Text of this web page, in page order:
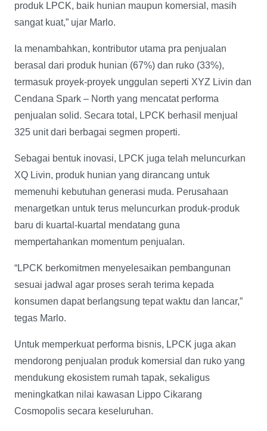
produk LPCK, baik hunian maupun komersial, masih
sangat kuat,” ujar Marlo.
Ia menambahkan, kontributor utama pra penjualan
berasal dari produk hunian (67%) dan ruko (33%),
termasuk proyek-proyek unggulan seperti XYZ Livin dan
Cendana Spark – North yang mencatat performa
penjualan solid. Secara total, LPCK berhasil menjual
325 unit dari berbagai segmen properti.
Sebagai bentuk inovasi, LPCK juga telah meluncurkan
XQ Livin, produk hunian yang dirancang untuk
memenuhi kebutuhan generasi muda. Perusahaan
menargetkan untuk terus meluncurkan produk-produk
baru di kuartal-kuartal mendatang guna
mempertahankan momentum penjualan.
“LPCK berkomitmen menyelesaikan pembangunan
sesuai jadwal agar proses serah terima kepada
konsumen dapat berlangsung tepat waktu dan lancar,”
tegas Marlo.
Untuk memperkuat performa bisnis, LPCK juga akan
mendorong penjualan produk komersial dan ruko yang
mendukung ekosistem rumah tapak, sekaligus
meningkatkan nilai kawasan Lippo Cikarang
Cosmopolis secara keseluruhan.